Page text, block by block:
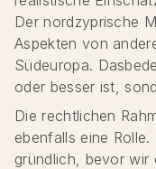
Der nordzyprische
Aspekten von
Südeuropa.
oder besser ist,
Die rechtlichen
ebenfalls eine
gründlich, bevor wir